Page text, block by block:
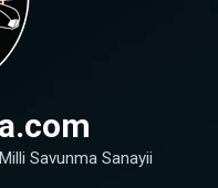
Savunma Sanayii